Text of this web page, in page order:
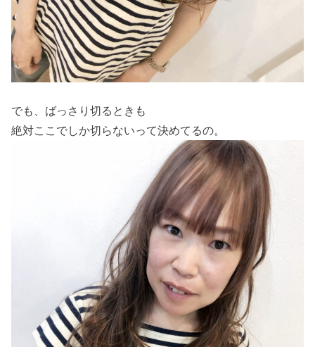
でも、ばっさり切るときも
絶対ここでしか切らないって決めてるの。